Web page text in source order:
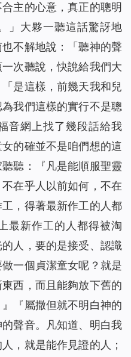
主的心意，真正的聰明
」大夥一聽這話驚訝地
不解地說：「聽神的聲
次聽說，快說給我們大
是這樣，前幾天我和兒
我們這樣的實行不是聰
音網上找了幾段話給我
的確並不是咱們想的這
聽：『 凡是能順服聖靈
在乎人以前如何，不在
，得著最新作工的人都
最新作工的人都得被淘
人，要的是接受、認識
一個貞潔童女呢？就是
西，而且能夠放下舊的
『 屬撒但就不明白神的
聲音。凡知道、明白我
，就是能作見證的人；